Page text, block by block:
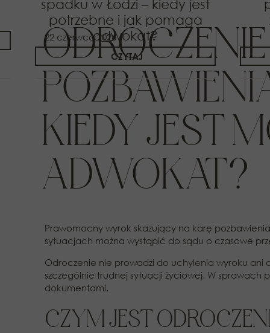
spadku w Łodzi – kiedy jest
potrzebne i jak pomaga
adwokat?
CZYTAJ
KIEDY JEST
ADWOKAT?
Prawomocny wyrok skazujący na karę
sytuacjach można wystąpić do sądu o czasowe
Odroczenie nie prowadzi do uchylenia wyroku ani
szczególnie trudnej sytuacji życiowej. W
dokumentami.
CZYM JEST
22 czerwca 2026